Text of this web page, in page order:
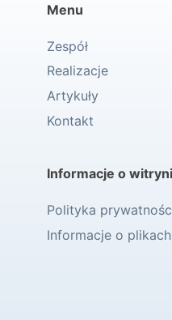
Menu
Zespół
Realizacje
Artykuły
Kontakt
Informacje o
Polityka
Informacje o